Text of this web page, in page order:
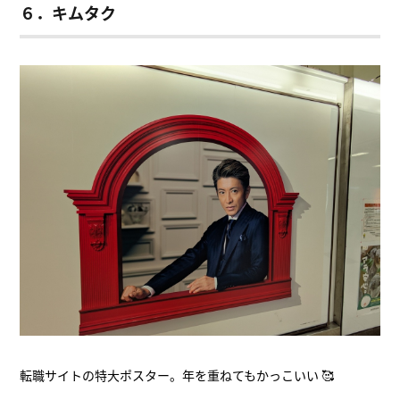
６．キムタク
転職サイトの特大ポスター。年を重ねてもかっこいい 🥰